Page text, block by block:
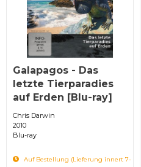
Galapagos - Das
letzte Tierparadies
auf Erden [Blu-ray]
Chris Darwin
2010
Blu-ray
Auf Bestellung (Lieferung innert 7-